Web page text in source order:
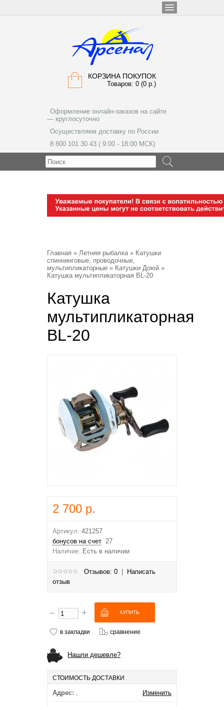
КОРЗИНА ПОКУПОК
Товаров: 0 (0 р.)
Оформление онлайн-заказов на сайте
— круглосуточно
Осуществляем доставку по России
8 800 101 30 43 ( 9:00 - 18:00 МСК)
Главная » Летняя рыбалка» Катушки
спиннинговые, проводочные,
мультипликаторные » Катушки Доюй »
Катушка мультипликаторная BL-20
Катушка
мультипликаторная
BL-20
2 700 р.
Артикул: 421257
бонусов на счет 27
Наличие: Есть в наличии
Отзывов: 0
Написать
отзыв
в закладки сравнение
Нашли дешевле?
СТОИМОСТЬ ДОСТАВКИ
Адрес: , Изменить